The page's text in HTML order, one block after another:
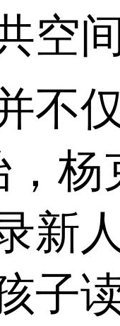
空
仅
，
新
子